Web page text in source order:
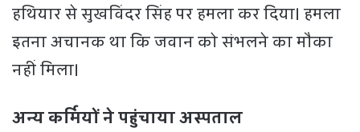
हथियार से सुखविंदर सिंह पर हमला कर दिया। हमला
इतना अचानक था कि जवान को संभलने का मौका
नहीं मिला।
अन्य कर्मियों ने पहुंचाया अस्पताल